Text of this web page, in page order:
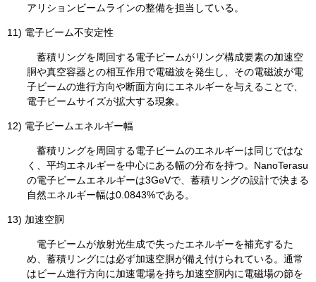
アリションビームラインの整備を担当している。
11) 電子ビーム不安定性
蓄積リングを周回する電子ビームがリング構成要素の加速空
胴や真空容器との相互作用で電磁波を発生し、その電磁波が電
子ビームの進行方向や断面方向にエネルギーを与えることで、
電子ビームサイズが拡大する現象。
12) 電子ビームエネルギー幅
蓄積リングを周回する電子ビームのエネルギーは同じではな
く、平均エネルギーを中心にある幅の分布を持つ。NanoTerasu
の電子ビームエネルギーは3GeVで、蓄積リングの設計で決まる
自然エネルギー幅は0.0843%である。
13) 加速空胴
電子ビームが放射光生成で失ったエネルギーを補充するた
め、蓄積リングには必ず加速空胴が備え付けられている。通常
はビーム進行方向に加速電場を持ち加速空胴内に電磁場の節を